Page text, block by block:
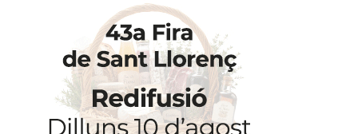
STAY UPDATED
Uneix-te al nostre butlletí
Tota l’actualitat, seleccionada i enviada directament